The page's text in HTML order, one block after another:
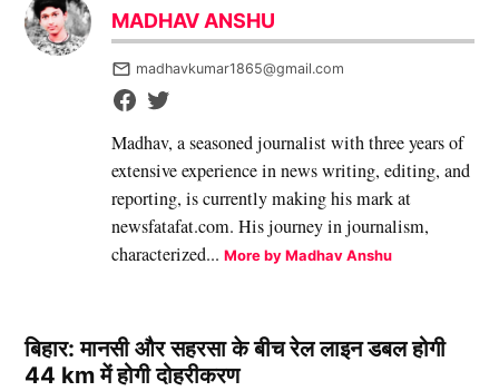
MADHAV ANSHU
madhavkumar1865@gmail.com
Madhav, a seasoned journalist with three years of
extensive experience in news writing, editing, and
reporting, is currently making his mark at
newsfatafat.com. His journey in journalism,
characterized...More by Madhav Anshu
बिहार: मानसी और सहरसा के बीच रेल लाइन डबल होगी
44 km में होगी दोहरीकरण